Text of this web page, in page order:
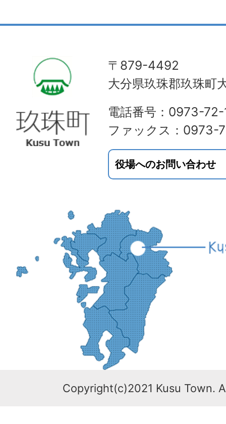
〒879-4492
大分県玖珠郡玖珠町
電話番号：0973-72-
ファックス：0973-
役場へのお問い合わせ
Copyright(c)2021 Kusu Town.